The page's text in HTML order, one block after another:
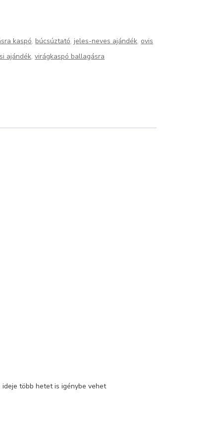
kaspó,búcsúztató,jeles-neves ajándék, ovis
ajándék,virágkaspó ballagásra
több hetet is igénybe vehet